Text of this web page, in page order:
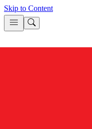
Skip to Content